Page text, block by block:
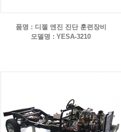
품명 : 디젤 엔진 진단 훈련장비
모델명 : YESA-3210